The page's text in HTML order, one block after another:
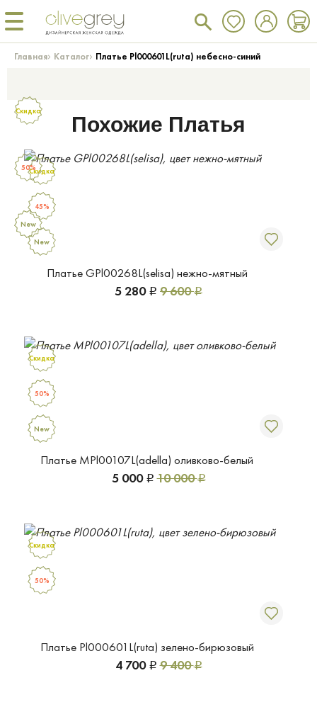
Главная› Каталог› Платье Pl000601L(ruta) небесно-синий
Скидка
50%
New
Похожие Платья
Платье GPl00268L(selisa) нежно-мятный
5 280 Р 9 600Р
Скидка
45%
New
Платье MPl00107L(adella) оливково-белый
5 000 Р 10 000Р
Скидка
50%
New
Платье Pl000601L(ruta) зелено-бирюзовый
4 700 Р 9 400Р
Скидка
50%